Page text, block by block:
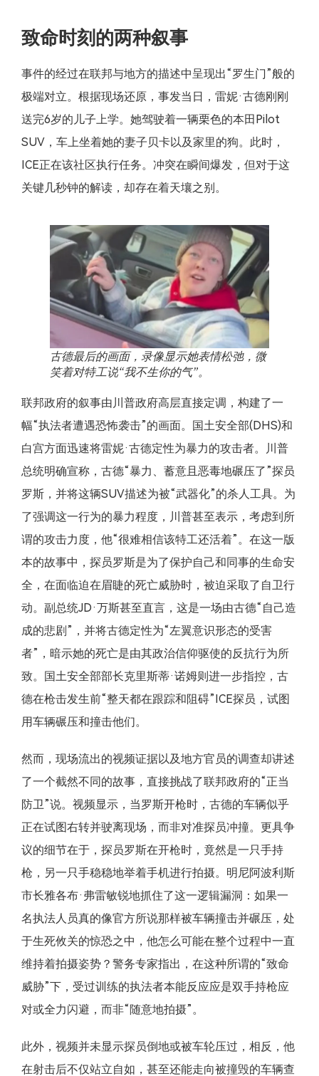
致命时刻的两种叙事
事件的经过在联邦与地方的描述中呈现出“罗生门”般的
极端对立。根据现场还原，事发当日，雷妮·古德刚刚
送完6岁的儿子上学。她驾驶着一辆栗色的本田Pilot
SUV，车上坐着她的妻子贝卡以及家里的狗。此时，
ICE正在该社区执行任务。冲突在瞬间爆发，但对于这
关键几秒钟的解读，却存在着天壤之别。
古德最后的画面，录像显示她表情松弛，微
笑着对特工说“我不生你的气”。
联邦政府的叙事由川普政府高层直接定调，构建了一
幅“执法者遭遇恐怖袭击”的画面。国土安全部(DHS)和
白宫方面迅速将雷妮·古德定性为暴力的攻击者。川普
总统明确宣称，古德“暴力、蓄意且恶毒地碾压了”探员
罗斯，并将这辆SUV描述为被“武器化”的杀人工具。为
了强调这一行为的暴力程度，川普甚至表示，考虑到所
谓的攻击力度，他“很难相信该特工还活着”。在这一版
本的故事中，探员罗斯是为了保护自己和同事的生命安
全，在面临迫在眉睫的死亡威胁时，被迫采取了自卫行
动。副总统JD·万斯甚至直言，这是一场由古德“自己造
成的悲剧”，并将古德定性为“左翼意识形态的受害
者”，暗示她的死亡是由其政治信仰驱使的反抗行为所
致。国土安全部部长克里斯蒂·诺姆则进一步指控，古
德在枪击发生前“整天都在跟踪和阻碍”ICE探员，试图
用车辆碾压和撞击他们。
然而，现场流出的视频证据以及地方官员的调查却讲述
了一个截然不同的故事，直接挑战了联邦政府的“正当
防卫”说。视频显示，当罗斯开枪时，古德的车辆似乎
正在试图右转并驶离现场，而非对准探员冲撞。更具争
议的细节在于，探员罗斯在开枪时，竟然是一只手持
枪，另一只手稳稳地举着手机进行拍摄。明尼阿波利斯
市长雅各布·弗雷敏锐地抓住了这一逻辑漏洞：如果一
名执法人员真的像官方所说那样被车辆撞击并碾压，处
于生死攸关的惊恐之中，他怎么可能在整个过程中一直
维持着拍摄姿势？警务专家指出，在这种所谓的“致命
威胁”下，受过训练的执法者本能反应应是双手持枪应
对或全力闪避，而非“随意地拍摄”。
此外，视频并未显示探员倒地或被车轮压过，相反，他
在射击后不仅站立自如，甚至还能走向被撞毁的车辆查